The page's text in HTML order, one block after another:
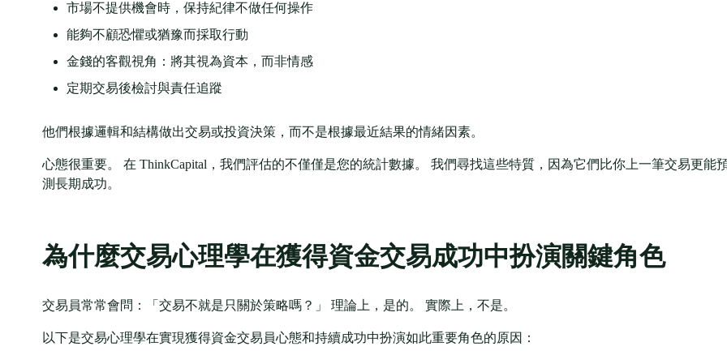
市場不提供機會時，保持紀律不做任何操作
能夠不顧恐懼或猶豫而採取行動
金錢的客觀視角：將其視為資本，而非情感
定期交易後檢討與責任追蹤
他們根據邏輯和結構做出交易或投資決策，而不是根據最近結果的情緒因素。
心態很重要。 在 ThinkCapital，我們評估的不僅僅是您的統計數據。 我們尋找這些特質，因為它們比你上一筆交易更能
測長期成功。
為什麼交易心理學在獲得資金交易成功中扮演關鍵角色
交易員常常會問：「交易不就是只關於策略嗎？」 理論上，是的。 實際上，不是。
以下是交易心理學在實現獲得資金交易員心態和持續成功中扮演如此重要角色的原因：